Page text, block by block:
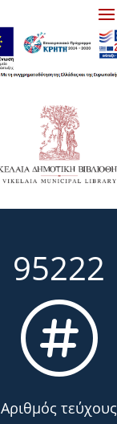
95222

Αριθμός τεύχους